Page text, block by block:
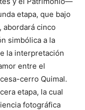
etapa, que bajo
abordará cinco
simbólica a la
la interpretación
entre el
cerro Quimal.
etapa, la cual
fotográfica